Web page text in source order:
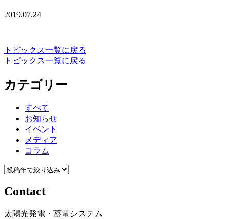
2019.07.24
トピックス一覧に戻る
トピックス一覧に戻る
カテゴリー
すべて
お知らせ
イベント
メディア
コラム
Contact
太陽光発電・蓄電システム